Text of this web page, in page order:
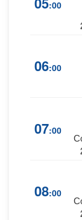
:00
06:00
07:00
08:00